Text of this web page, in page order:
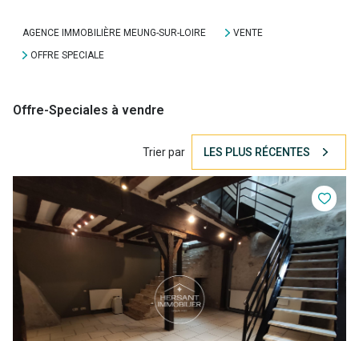
AGENCE IMMOBILIÈRE MEUNG-SUR-LOIRE
VENTE
OFFRE SPECIALE
Offre-Speciales à vendre
Trier par LES PLUS RÉCENTES